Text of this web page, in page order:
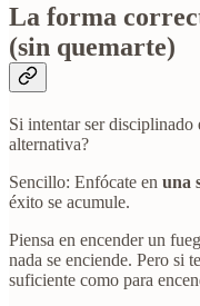
La forma
(sin quemarte)
Si intentar ser disciplinado
alternativa?
Sencillo: Enfócate en una
éxito se acumule.
Piensa en encender un
nada se enciende. Pero si
suficiente como para